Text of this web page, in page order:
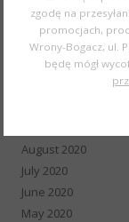
February 2021
January 2021
December 2020
August 2020
July 2020
June 2020
May 2020
zgodę na
promocjach,
Wrony-Bogacz, ul.
będę mógł